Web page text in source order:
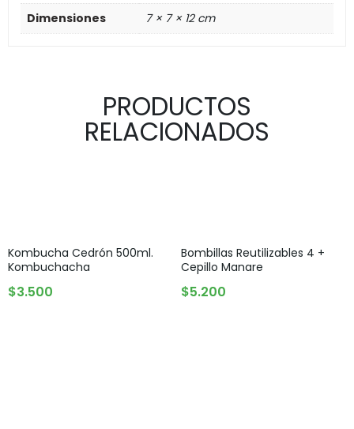
Dimensiones
7 × 7 × 12 cm
PRODUCTOS
RELACIONADOS
Kombucha Cedrón 500ml.
Kombuchacha
$3.500
Bombillas Reutilizables 4 +
Cepillo Manare
$5.200